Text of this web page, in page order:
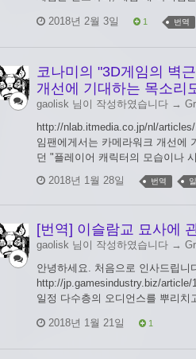
2018년 2월 3일 1 번역
코나미의 "3D게임의 벽
개선에 기대하는 목소리
gaolisk 님이 작성하였습니다 →
http://nlab.itmedia.co.jp/nl/
임팬에게서는 카메라워크 개선에
던 "플레이어 캐릭터의 모습이나
2018년 1월 28일
번역
[번역] 이슬람교 묘사에
gaolisk 님이 작성하였습니다 →
안녕하세요. 처음으로 인사드립
http://jp.gamesindustry.biz/
일정 다수층의 오디언스를 뿌리
2018년 1월 21일 1